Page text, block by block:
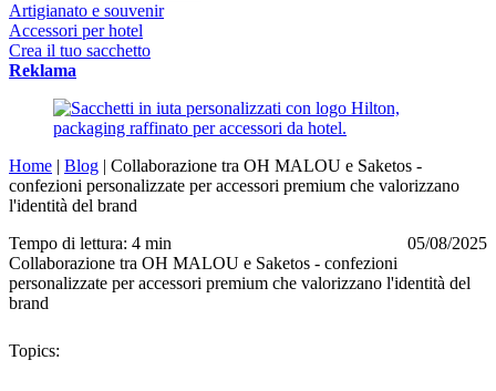
Artigianato e souvenir
Accessori per hotel
Crea il tuo sacchetto
Reklama
Home | Blog | Collaborazione tra OH MALOU e Saketos -
confezioni personalizzate per accessori premium che valorizzano
l'identità del brand
Tempo di lettura: 4 min
05/08/2025
Collaborazione tra OH MALOU e Saketos - confezioni
personalizzate per accessori premium che valorizzano l'identità del
brand
Topics: